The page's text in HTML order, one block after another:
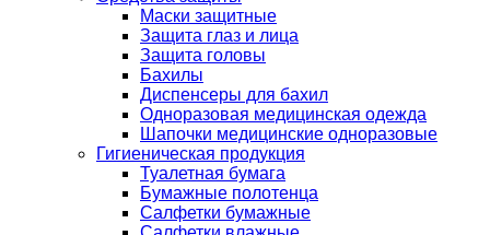
Маски защитные
Защита глаз и лица
Защита головы
Бахилы
Диспенсеры для бахил
Одноразовая медицинская одежда
Шапочки медицинские одноразовые
Гигиеническая продукция
Туалетная бумага
Бумажные полотенца
Салфетки бумажные